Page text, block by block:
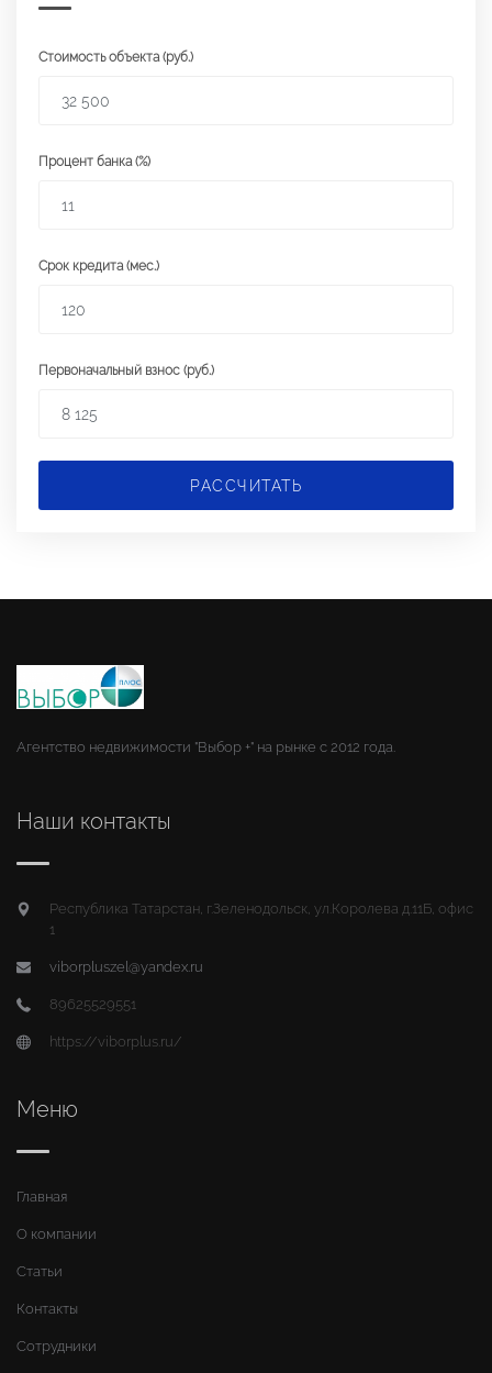
Стоимость объекта (руб.)
Процент банка (%)
Срок кредита (мес.)
Первоначальный взнос (руб.)
РАССЧИТАТЬ
Агентство недвижимости "Выбор +" на рынке с 2012 года.
Наши контакты
Республика Татарстан, г.Зеленодольск, ул.Королева д.11Б, офис
1
viborpluszel@yandex.ru
89625529551
https://viborplus.ru/
Меню
Главная
О компании
Статьи
Контакты
Сотрудники